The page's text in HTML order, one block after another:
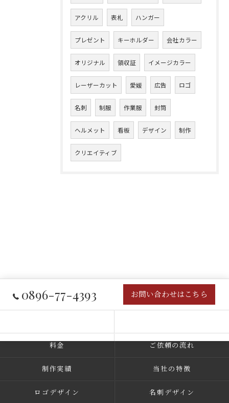
アクリル 表札 ハンガー
プレゼント キーホルダー 会社カラー
オリジナル 領収証 イメージカラー
レーザーカット 愛媛 広告 ロゴ
名刺 制服 作業服 封筒
ヘルメット 看板 デザイン 制作
クリエイティブ
0896-77-4393 お問い合わせはこちら
料金 ご依頼の流れ
制作実績 当社の特徴
ロゴデザイン 名刺デザイン